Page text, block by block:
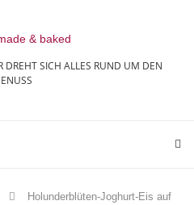
SICH ALLES RUND UM DEN
Holunderblüten-Joghurt-Eis auf